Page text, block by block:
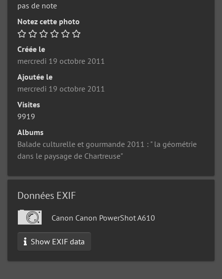
pas de note
Notez cette photo
Créée le
mercredi 19 octobre 2011
Ajoutée le
mercredi 19 octobre 2011
Visites
9919
Albums
Balade culturelle et gourmande 2011 : " la géométrie
dans le paysage de Chartreuse"
Données EXIF
Canon Canon PowerShot A610
Show EXIF data